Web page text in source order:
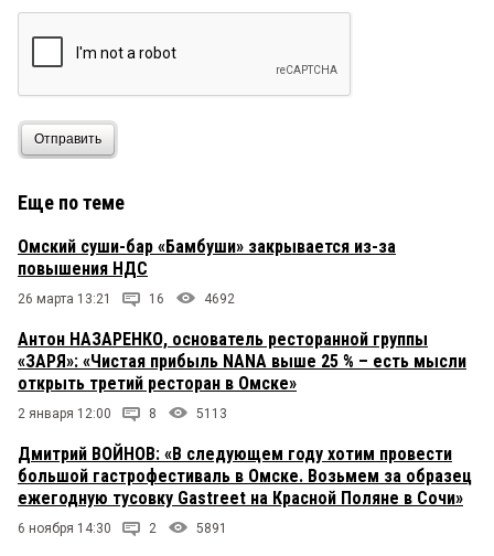
Отправить
Еще по теме
Омский суши-бар «Бамбуши» закрывается из-за
повышения НДС
26 марта 13:21 16 4692
Антон НАЗАРЕНКО, основатель ресторанной группы
«ЗАРЯ»: «Чистая прибыль NANA выше 25 % – есть мысли
открыть третий ресторан в Омске»
2 января 12:00 8 5113
Дмитрий ВОЙНОВ: «В следующем году хотим провести
большой гастрофестиваль в Омске. Возьмем за образец
ежегодную тусовку Gastreet на Красной Поляне в Сочи»
6 ноября 14:30 2 5891